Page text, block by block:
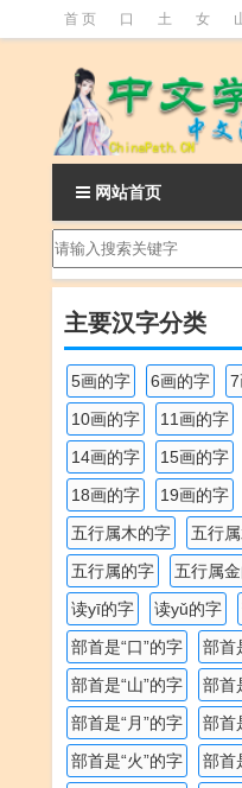
首 页 口 土 女
釒 阝 魚
网站首页
主要汉字分类
5画的字 6画的字
10画的字
11画的字
14画的字
15画的字
18画的字
19画的字
五行属木的字
五行
五行属的字
五行属
读yī的字
读yǔ的字
部首是“口”的字
部首
部首是“山”的字
部首
部首是“月”的字
部首
部首是“火”的字
部首